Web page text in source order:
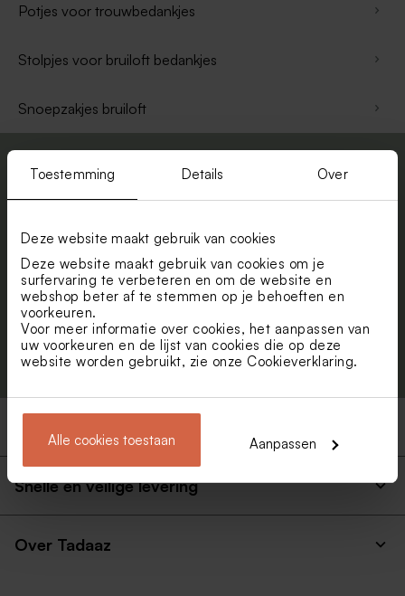
Toestemming Details Over
Deze website maakt gebruik van cookies
Deze website maakt gebruik van cookies om je
surfervaring te verbeteren en om de website en
webshop beter af te stemmen op je behoeften en
voorkeuren.
Voor meer informatie over cookies, het aanpassen van
uw voorkeuren en de lijst van cookies die op deze
website worden gebruikt, zie onze Cookieverklaring.
Alle cookies toestaan Aanpassen
Potjes voor trouwbedankjes
Stolpjes voor bruiloft bedankjes
Snoepzakjes bruiloft
Schrijf je in op onze nieuwsbrief en blijf
up to date. Krijg 5% korting.
E-mail
Aanmelden
Snelle en veilige levering
Over Tadaaz